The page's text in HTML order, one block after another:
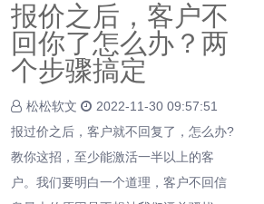
报价之后，客户不
回你了怎么办？两
个步骤搞定
松松软文
2022-11-30 09:57:51
报过价之后，客户就不回复了，怎么办?
教你这招，至少能激活一半以上的客
户。我们要明白一个道理，客户不回信